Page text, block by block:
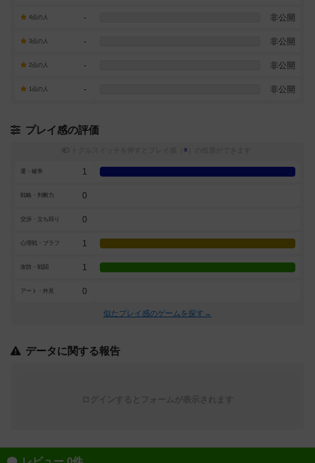
4点の人 - 非公開
3点の人 - 非公開
2点の人 - 非公開
1点の人 - 非公開
プレイ感の評価
※
運・確率 1
戦略・判断力 0
交渉・立ち回り 0
心理戦・ブラフ 1
攻防・戦闘 1
アート・外見 0
似たプレイ感のゲームを探す→
データに関する報告